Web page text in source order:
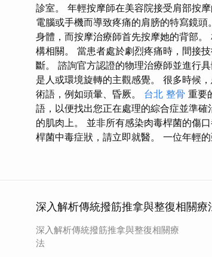
診室。 年輕按摩師在美容院接受肩部按
電腦或手機而導致疼痛的肩膀的特寫鏡
身體，而按摩治療師首先按摩她的背部
構相關。 當患者處於劇烈疼痛時，間接
斷。 諮詢官方認證的物理治療師並進行
是人或環境旋轉的主觀感覺。 很多時候
術語，例如頭暈、昏厥。 台北 整骨 重要
語，以便找出您正在處理的綜合症並準
的肌肉上。 並非所有感染肉毒桿菌的傷
桿菌中毒症狀，請立即就醫。 一位年輕
深入解析傳統撥筋推拿與整復相關療
深入解析傳統撥筋推拿與整復相關療
法